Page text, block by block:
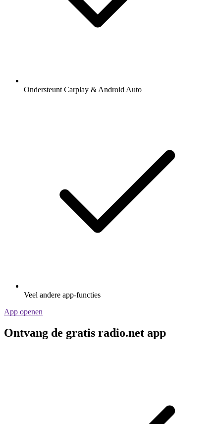
Ondersteunt Carplay & Android Auto
Veel andere app-functies
App openen
Ontvang de gratis radio.net app